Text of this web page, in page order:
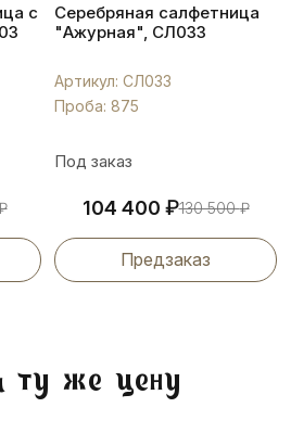
с
Серебряная салфетница
"Ажурная", СЛ033
Артикул: СЛ033
Проба: 875
Под заказ
104 400 ₽130 500₽
Предзаказ
ту же цену